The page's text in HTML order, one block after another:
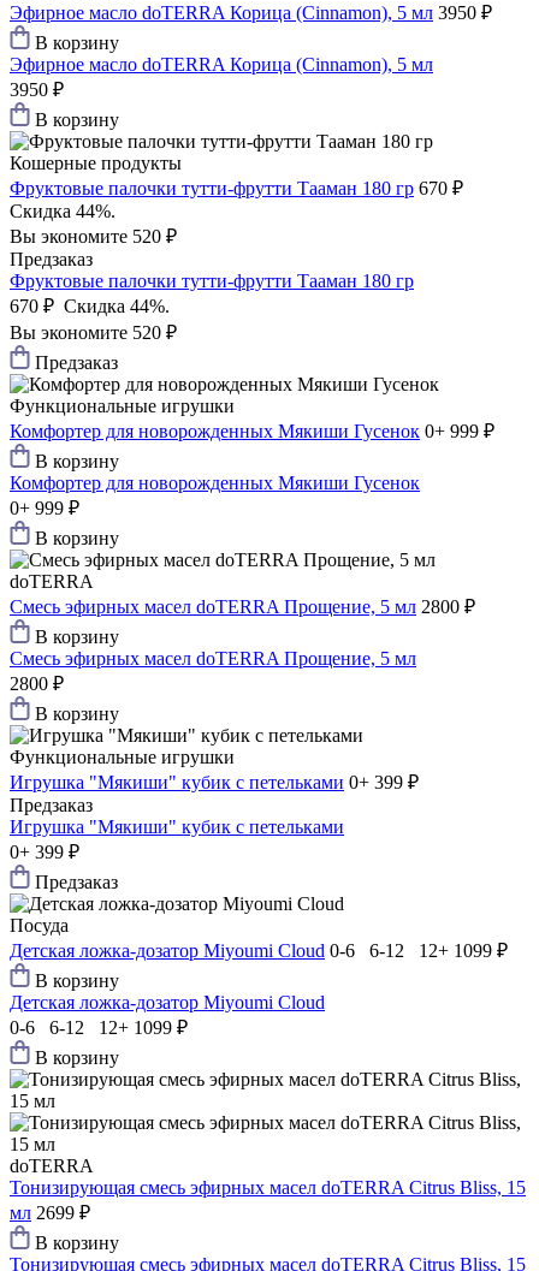
Эфирное масло doTERRA Корица (Cinnamon), 5 мл 3950 ₽
В корзину
Эфирное масло doTERRA Корица (Cinnamon), 5 мл
3950 ₽
В корзину
Кошерные продукты
Фруктовые палочки тутти-фрутти Тааман 180 гр 670 ₽
Скидка 44%.
Вы экономите 520 ₽
Предзаказ
Фруктовые палочки тутти-фрутти Тааман 180 гр
670 ₽ Скидка 44%.
Вы экономите 520 ₽
Предзаказ
Функциональные игрушки
Комфортер для новорожденных Мякиши Гусенок 0+ 999 ₽
В корзину
Комфортер для новорожденных Мякиши Гусенок
0+ 999 ₽
В корзину
doTERRA
Смесь эфирных масел doTERRA Прощение, 5 мл 2800 ₽
В корзину
Смесь эфирных масел doTERRA Прощение, 5 мл
2800 ₽
В корзину
Функциональные игрушки
Игрушка "Мякиши" кубик с петельками 0+ 399 ₽
Предзаказ
Игрушка "Мякиши" кубик с петельками
0+ 399 ₽
Предзаказ
Посуда
Детская ложка-дозатор Мiyoumi Cloud 0-6 6-12 12+ 1099 ₽
В корзину
Детская ложка-дозатор Мiyoumi Cloud
0-6 6-12 12+ 1099 ₽
В корзину
doTERRA
Тонизирующая смесь эфирных масел doTERRA Citrus Bliss, 15
мл 2699 ₽
В корзину
Тонизирующая смесь эфирных масел doTERRA Citrus Bliss, 15